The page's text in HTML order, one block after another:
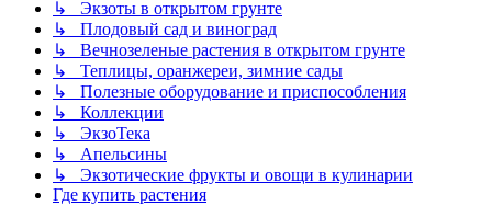
↳ Экзоты в открытом грунте
↳ Плодовый сад и виноград
↳ Вечнозеленые растения в открытом грунте
↳ Теплицы, оранжереи, зимние сады
↳ Полезные оборудование и приспособления
↳ Коллекции
↳ ЭкзоТека
↳ Апельсины
↳ Экзотические фрукты и овощи в кулинарии
Где купить растения